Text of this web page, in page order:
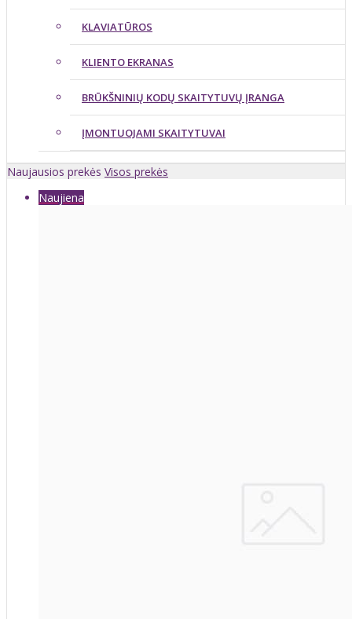
KLAVIATŪROS
KLIENTO EKRANAS
BRŪKŠNINIŲ KODŲ SKAITYTUVŲ ĮRANGA
ĮMONTUOJAMI SKAITYTUVAI
Naujausios prekės Visos prekės
Naujiena